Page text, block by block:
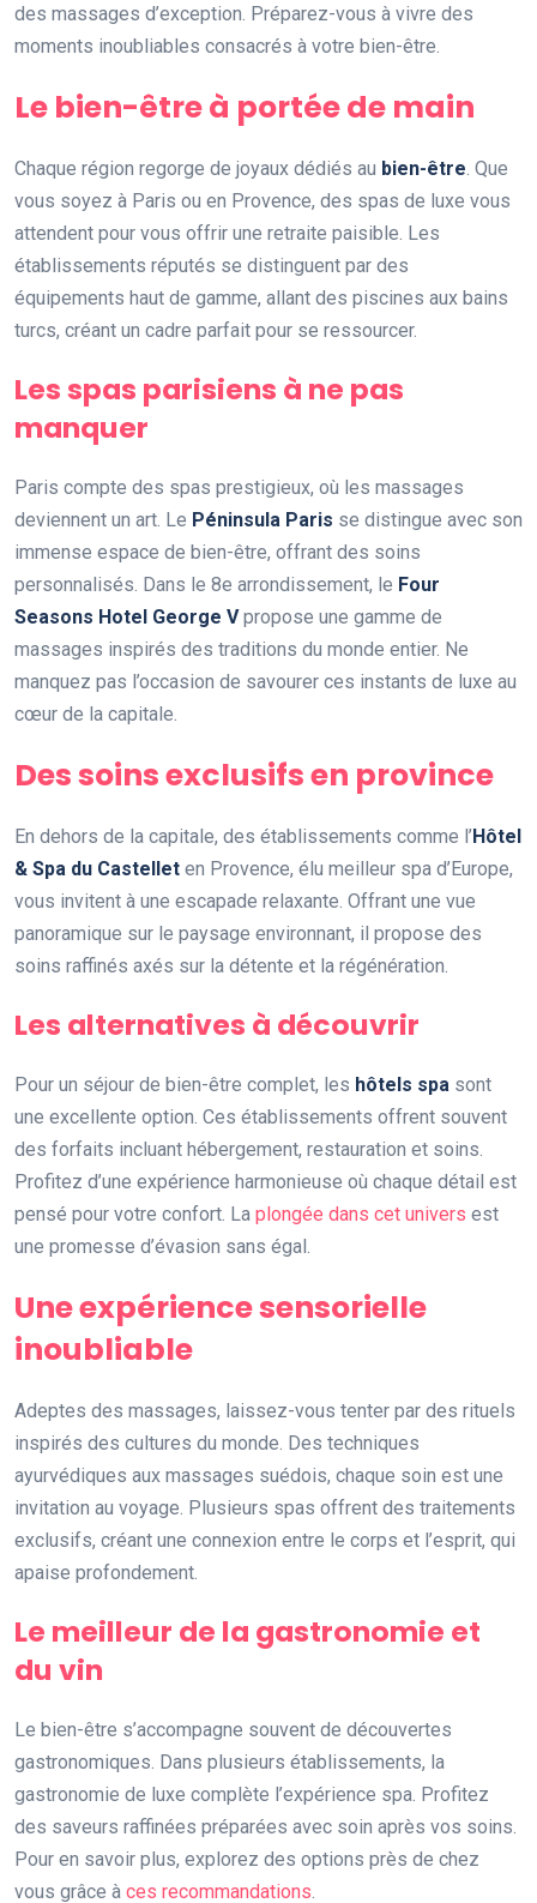
des massages d’exception. Préparez-vous à vivre des
moments inoubliables consacrés à votre bien-être.
Le bien-être à portée de main
Chaque région regorge de joyaux dédiés au bien-être. Que
vous soyez à Paris ou en Provence, des spas de luxe vous
attendent pour vous offrir une retraite paisible. Les
établissements réputés se distinguent par des
équipements haut de gamme, allant des piscines aux bains
turcs, créant un cadre parfait pour se ressourcer.
Les spas parisiens à ne pas
manquer
Paris compte des spas prestigieux, où les massages
deviennent un art. Le Péninsula Paris se distingue avec son
immense espace de bien-être, offrant des soins
personnalisés. Dans le 8e arrondissement, le Four
Seasons Hotel George Vpropose une gamme de
massages inspirés des traditions du monde entier. Ne
manquez pas l’occasion de savourer ces instants de luxe au
cœur de la capitale.
Des soins exclusifs en province
En dehors de la capitale, des établissements comme l’Hôtel
& Spa du Castellet en Provence, élu meilleur spa d’Europe,
vous invitent à une escapade relaxante. Offrant une vue
panoramique sur le paysage environnant, il propose des
soins raffinés axés sur la détente et la régénération.
Les alternatives à découvrir
Pour un séjour de bien-être complet, les hôtels spa sont
une excellente option. Ces établissements offrent souvent
des forfaits incluant hébergement, restauration et soins.
Profitez d’une expérience harmonieuse où chaque détail est
pensé pour votre confort. La plongée dans cet univers est
une promesse d’évasion sans égal.
Une expérience sensorielle
inoubliable
Adeptes des massages, laissez-vous tenter par des rituels
inspirés des cultures du monde. Des techniques
ayurvédiques aux massages suédois, chaque soin est une
invitation au voyage. Plusieurs spas offrent des traitements
exclusifs, créant une connexion entre le corps et l’esprit, qui
apaise profondement.
Le meilleur de la gastronomie et
du vin
Le bien-être s’accompagne souvent de découvertes
gastronomiques. Dans plusieurs établissements, la
gastronomie de luxe complète l’expérience spa. Profitez
des saveurs raffinées préparées avec soin après vos soins.
Pour en savoir plus, explorez des options près de chez
vous grâce à ces recommandations.